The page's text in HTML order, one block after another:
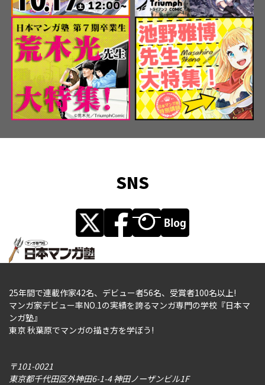
SNS
25年間で連載作家42名、デビュー者56名、受賞者100名以上!
マンガ家デビュー率NO.1の実績を誇るマンガ専門の学校『日本マ
ンガ塾』
東京 秋葉原でマンガの描き方を学ぼう!
〒101-0021
東京都千代田区外神田6-1-4 神田ノーザンビル1F